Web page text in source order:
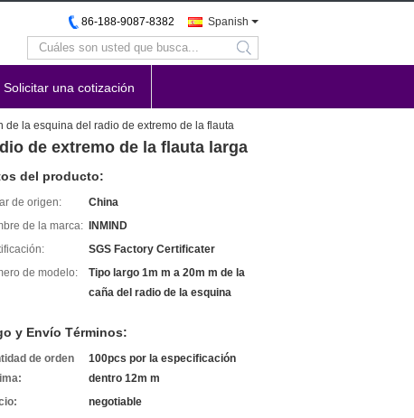
Spanish
86-188-9087-8382
search
Solicitar una cotización
la esquina del radio de extremo de la flauta
de extremo de la flauta larga
del producto:
de origen:
China
de la marca:
INMIND
SGS Factory Certificater
de modelo:
Tipo largo 1m m a 20m m de la
caña del radio de la esquina
y Envío Términos:
de orden
100pcs por la especificación
dentro 12m m
negotiable